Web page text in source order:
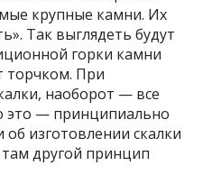
крупные камни. Их
Так выглядеть будут
горки камни
торчком. При
наоборот — все
это — принципиально
изготовлении скалки
другой принцип